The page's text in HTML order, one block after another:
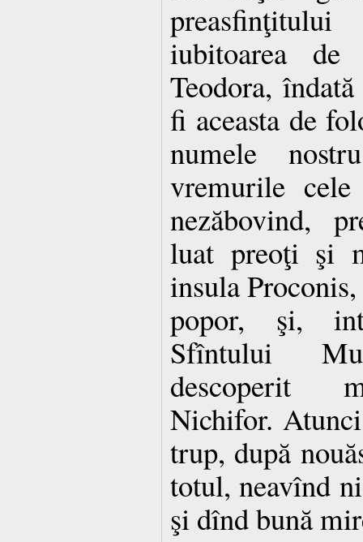
iubitoarea de
Teodora,
fi aceasta de
numele
vremurile
nezăbovind,
luat preoţi şi
insula
popor, şi,
Sfîntului
descoperit
Nichifor.
trup, după
totul, neavînd
şi dînd bună